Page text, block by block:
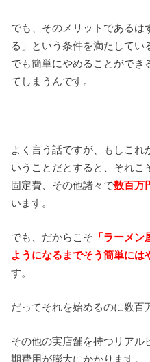
でも、そのメリットであるは
る」という条件を満たしてい
でも簡単にやめることができ
てしまうんです。
よく言う話ですが、もしこれ
いうことだとすると、それこ
固定費、その他諸々で数百万
います。
でも、だからこそ 「ラーメ
ようになるまでそう簡単には
す。
だってそれを始めるのに数百
その他の実店舗を持つリアル
期費用が膨大にかかります。